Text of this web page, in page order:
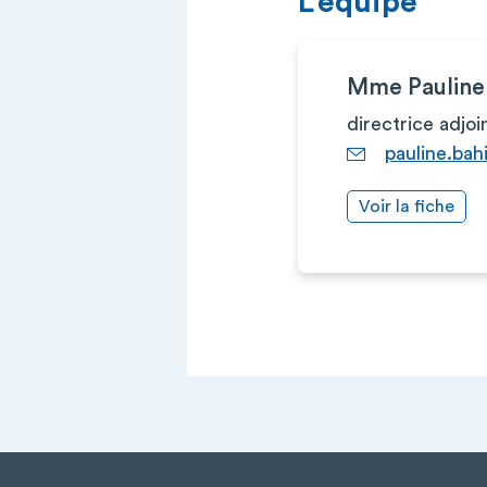
Mme
directrice
Voir la fiche